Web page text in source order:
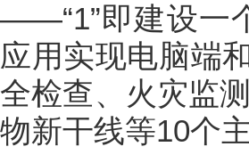
——“1”即建设一
应用实现电脑端
全检查、火灾监
物新干线等10个